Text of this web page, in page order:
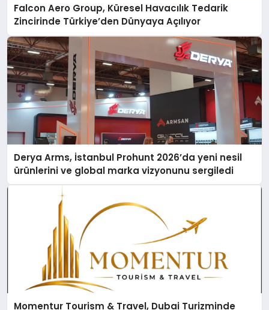
Falcon Aero Group, Küresel Havacılık Tedarik
Zincirinde Türkiye’den Dünyaya Açılıyor
Derya Arms, İstanbul Prohunt 2026’da yeni nesil
ürünlerini ve global marka vizyonunu sergiledi
Momentur Tourism & Travel, Dubai Turizminde